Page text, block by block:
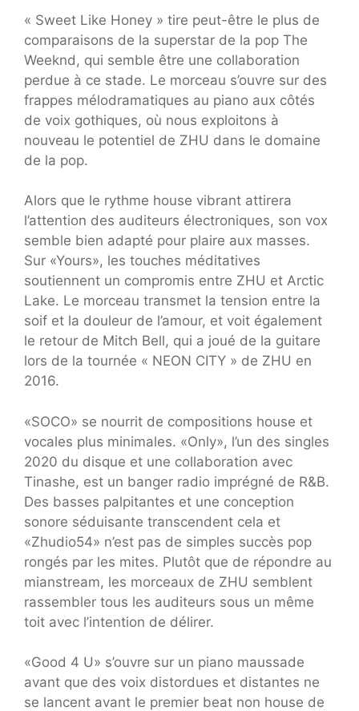
« Sweet Like Honey » tire peut-être le plus de
comparaisons de la superstar de la pop The
Weeknd, qui semble être une collaboration
perdue à ce stade. Le morceau s’ouvre sur des
frappes mélodramatiques au piano aux côtés
de voix gothiques, où nous exploitons à
nouveau le potentiel de ZHU dans le domaine
de la pop.
Alors que le rythme house vibrant attirera
l’attention des auditeurs électroniques, son vox
semble bien adapté pour plaire aux masses.
Sur «Yours», les touches méditatives
soutiennent un compromis entre ZHU et Arctic
Lake. Le morceau transmet la tension entre la
soif et la douleur de l’amour, et voit également
le retour de Mitch Bell, qui a joué de la guitare
lors de la tournée « NEON CITY » de ZHU en
2016.
«SOCO» se nourrit de compositions house et
vocales plus minimales. «Only», l’un des singles
2020 du disque et une collaboration avec
Tinashe, est un banger radio imprégné de R&B.
Des basses palpitantes et une conception
sonore séduisante transcendent cela et
«Zhudio54» n’est pas de simples succès pop
rongés par les mites. Plutôt que de répondre au
mianstream, les morceaux de ZHU semblent
rassembler tous les auditeurs sous un même
toit avec l’intention de délirer.
«Good 4 U» s’ouvre sur un piano maussade
avant que des voix distordues et distantes ne
se lancent avant le premier beat non house de